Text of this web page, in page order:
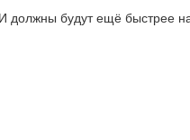
будут ещё быстрее